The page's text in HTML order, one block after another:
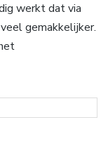
werkt dat via
gemakkelijker.